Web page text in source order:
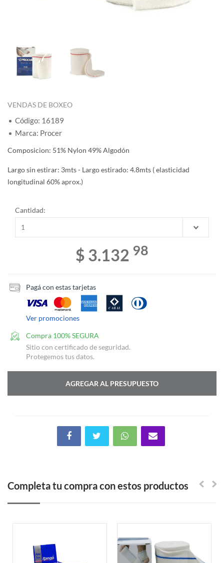
VENDAS DE BOXEO
Código: 16189
Marca: Procer
Composicion: 51% Nylon 49% Algodón
Largo sin estirar: 3mts - Largo estirado: 4.8mts ( elasticidad
longitudinal 60% aprox.)
Cantidad:
$ 3.132 98
Pagá con estas tarjetas
Ver promociones
Compra 100% SEGURA
Sitio con certificado de seguridad.
Protegemos tus datos.
AGREGAR AL PRESUPUESTO
Completa tu compra con estos productos